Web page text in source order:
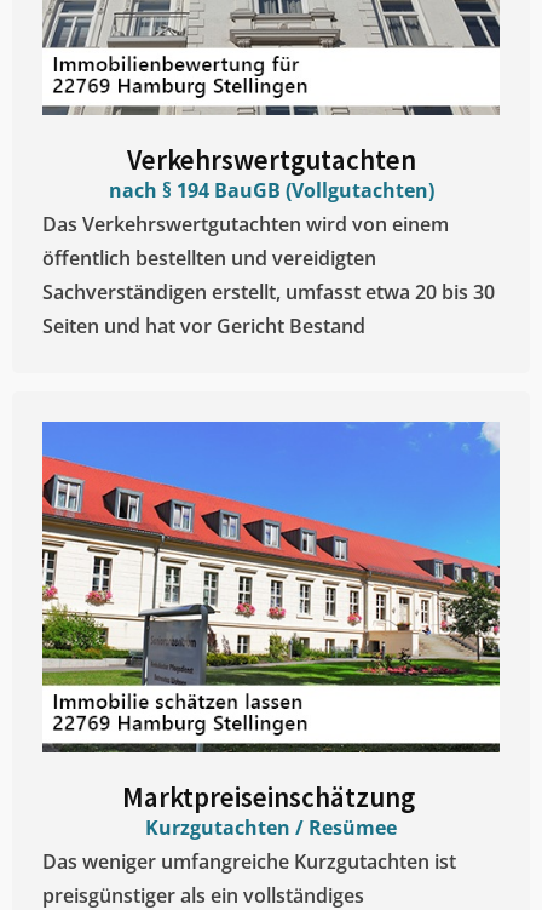
Verkehrswertgutachten
nach § 194 BauGB (Vollgutachten)
Das Verkehrswertgutachten wird von einem
öffentlich bestellten und vereidigten
Sachverständigen erstellt, umfasst etwa 20 bis 30
Seiten und hat vor Gericht Bestand
Marktpreiseinschätzung ​
Kurzgutachten / Resümee
Das weniger umfangreiche Kurzgutachten ist
preisgünstiger als ein vollständiges